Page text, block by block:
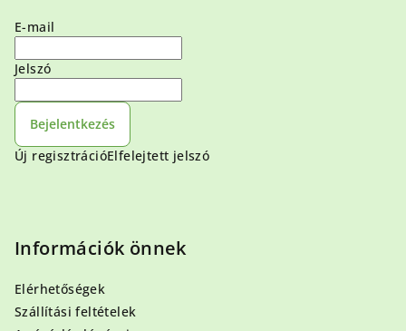
E-mail
Jelszó
Bejelentkezés
Új regisztrációElfelejtett jelszó
Információk önnek
Elérhetőségek
Szállítási feltételek